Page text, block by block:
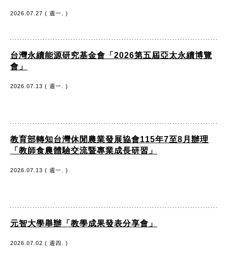
2026.07.27 ( 週一. )
台灣永續能源研究基金會「2026第五屆亞太永續博覽
會」
2026.07.13 ( 週一. )
教育部轉知台灣休閒農業發展協會115年7至8月辦理
「教師食農體驗交流暨專業成長研習」
2026.07.13 ( 週一. )
元智大學舉辦「教學成果發表分享會」
2026.07.02 ( 週四. )